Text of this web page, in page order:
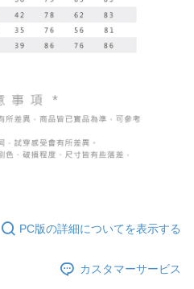
PC版の詳細についてを表示する
カスタマーサービス